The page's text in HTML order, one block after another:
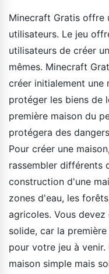
Minecraft Gratis offre
utilisateurs. Le jeu
utilisateurs de créer
mêmes. Minecraft
créer initialement une
protéger les biens de
première maison du
protégera des
Pour créer une
rassembler différents
construction d'une
zones d'eau, les
agricoles. Vous
solide, car la
pour votre jeu à
maison simple mais